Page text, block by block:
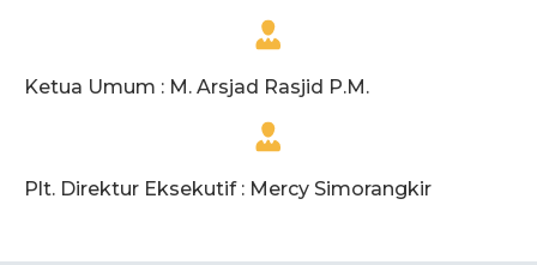
Ketua Umum : M. Arsjad Rasjid P.M.
Plt. Direktur Eksekutif : Mercy Simorangkir